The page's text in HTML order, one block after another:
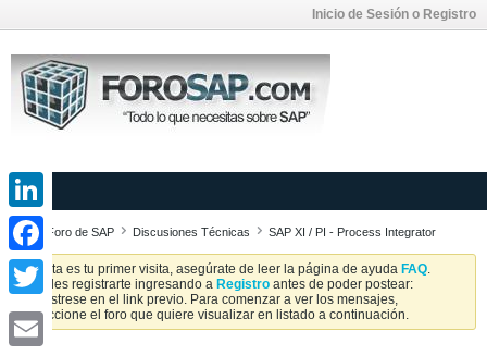
Inicio de Sesión o Registro
Foro de SAP Discusiones Técnicas SAP XI / PI - Process Integrator
Si esta es tu primer visita, asegúrate de leer la página de ayuda FAQ.
Puedes registrarte ingresando a Registro antes de poder postear:
Regístrese en el link previo. Para comenzar a ver los mensajes,
seleccione el foro que quiere visualizar en listado a continuación.
LinkedIn
Facebook
Twitter